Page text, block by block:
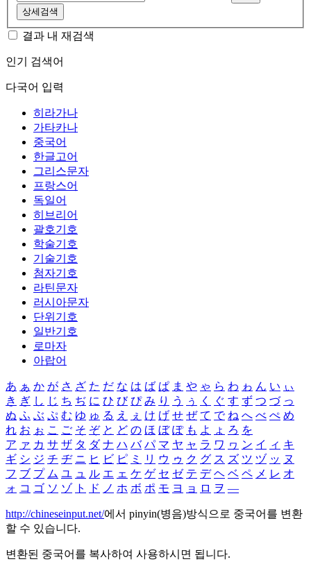
상세검색
결과 내 재검색
인기 검색어
다국어 입력
히라가나
가타카나
중국어
한글고어
그리스문자
프랑스어
독일어
히브리어
괄호기호
학술기호
기술기호
첨자기호
라틴문자
러시아문자
단위기호
일반기호
로마자
아랍어
あ ぁ か が さ ざ た だ な は ば ぱ ま や ゃ ら わ ゎ ん い ぃ
き ぎ し じ ち ぢ に ひ び ぴ み り う ぅ く ぐ す ず つ づ っ
ぬ ふ ぶ ぷ む ゆ ゅ る え ぇ け げ せ ぜ て で ね へ べ ぺ め
れ お ぉ こ ご そ ぞ と ど の ほ ぼ ぽ も よ ょ ろ を
ア ァ カ サ ザ タ ダ ナ ハ バ パ マ ヤ ャ ラ ワ ヮ ン イ ィ キ
ギ シ ジ チ ヂ ニ ヒ ビ ピ ミ リ ウ ゥ ク グ ス ズ ツ ヅ ッ ヌ
フ ブ プ ム ユ ュ ル エ ェ ケ ゲ セ ゼ テ デ ヘ ベ ペ メ レ オ
ォ コ ゴ ソ ゾ ト ド ノ ホ ボ ポ モ ヨ ョ ロ ヲ ―
http://chineseinput.net/에서 pinyin(병음)방식으로 중국어를 변환
할 수 있습니다.
변환된 중국어를 복사하여 사용하시면 됩니다.